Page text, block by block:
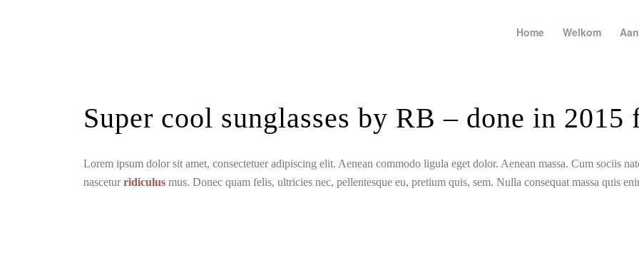
Home Welkom
Super cool sunglasses by RB – done in
Lorem ipsum dolor sit amet, consectetuer adipiscing elit. Aenean commodo ligula eget dolor. Aenean massa. Cum sociis
nasceturridiculus mus. Donec quam felis, ultricies nec, pellentesque eu, pretium quis, sem. Nulla consequat massa quis